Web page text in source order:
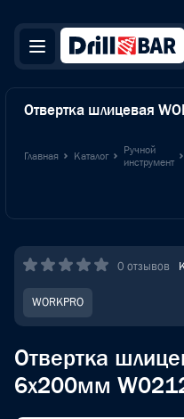
Отвертка шлицевая
Главная Каталог
Ручной
инструмент
0 отзывов
WORKPRO
Отвертка
6x200мм